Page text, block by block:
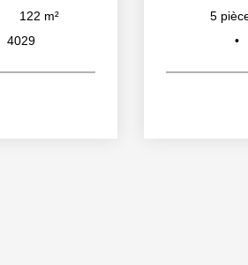
122 m²
4029
5